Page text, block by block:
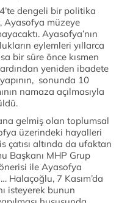
dengeli bir politika
Ayasofya müzeye
Ayasofya’nın
eylemleri yıllarca
bir süre önce kısmen
yeniden ibadete
sonunda 10
namaza açılmasıyla
gelmiş olan toplumsal
üzerindeki hayalleri
çatısı altında da ufaktan
Başkanı MHP Grup
ile Ayasofya
Halaçoğlu, 7 Kasım’da
isteyerek bunun